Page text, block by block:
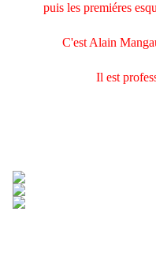
puis les premiéres
C'est Alain
Il est